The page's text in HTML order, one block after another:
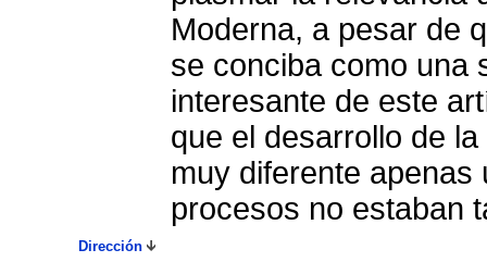
Moderna, a pesar de
se conciba como una
interesante de este
que el desarrollo de
muy diferente
procesos no estaban
Dirección